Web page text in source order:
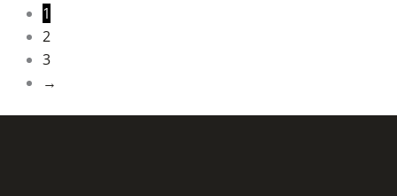
1
2
3
→